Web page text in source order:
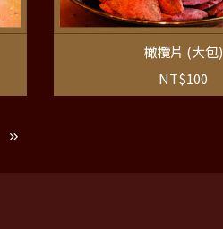
橄欖片 (大包)
NT$100